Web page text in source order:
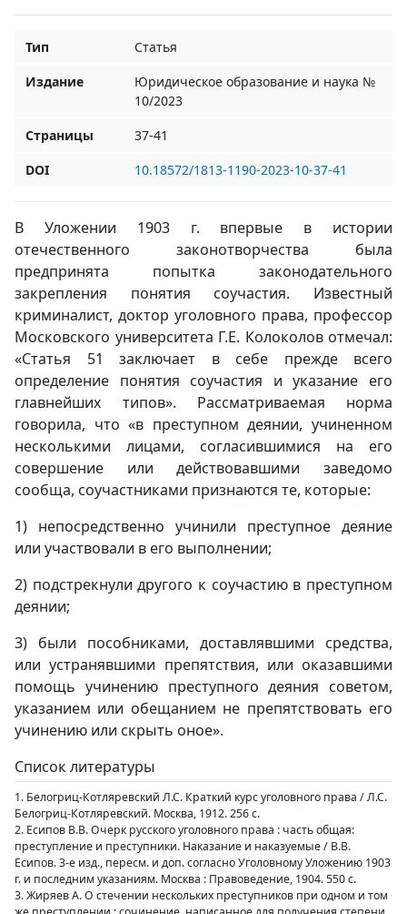
Тип
Статья
Издание
Юридическое образование и наука №
10/2023
Страницы
37-41
DOI
10.18572/1813-1190-2023-10-37-41
В Уложении 1903 г. впервые в истории
отечественного законотворчества была
предпринята попытка законодательного
закрепления понятия соучастия. Известный
криминалист, доктор уголовного права, профессор
Московского университета Г.Е. Колоколов отмечал:
«Статья 51 заключает в себе прежде всего
определение понятия соучастия и указание его
главнейших типов». Рассматриваемая норма
говорила, что «в преступном деянии, учиненном
несколькими лицами, согласившимися на его
совершение или действовавшими заведомо
сообща, соучастниками признаются те, которые:
1) непосредственно учинили преступное деяние
или участвовали в его выполнении;
2) подстрекнули другого к соучастию в преступном
деянии;
3) были пособниками, доставлявшими средства,
или устранявшими препятствия, или оказавшими
помощь учинению преступного деяния советом,
указанием или обещанием не препятствовать его
учинению или скрыть оное».
Список литературы
1. Белогриц-Котляревский Л.С. Краткий курс уголовного права / Л.С.
Белогриц-Котляревский. Москва, 1912. 256 с.
2. Есипов В.В. Очерк русского уголовного права : часть общая:
преступление и преступники. Наказание и наказуемые / В.В.
Есипов. 3-е изд., пересм. и доп. согласно Уголовному Уложению 1903
г. и последним указаниям. Москва : Правоведение, 1904. 550 с.
3. Жиряев А. О стечении нескольких преступников при одном и том